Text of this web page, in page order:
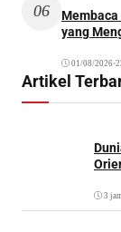
06
yang
01/08/2026•
Artikel
3